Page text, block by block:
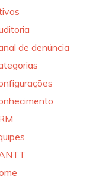
de denúncia